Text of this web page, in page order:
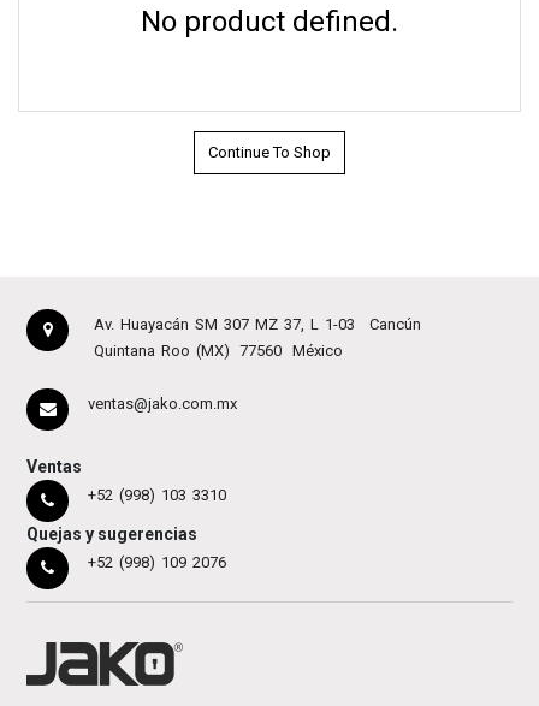
No product defined.
Continue To Shop
Av. Huayacán SM 307 MZ 37, L 1-03
Cancún
Quintana Roo (MX)
77560 México
ventas@jako.com.mx
Ventas
+52 (998) 103 3310
Quejas y sugerencias
+52 (998) 109 2076